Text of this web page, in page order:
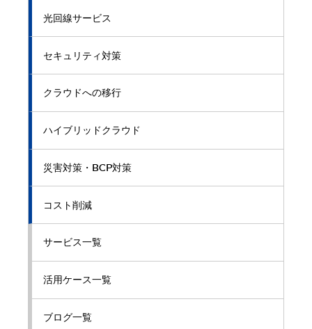
光回線サービス
セキュリティ対策
クラウドへの移行
ハイブリッドクラウド
災害対策・BCP対策
コスト削減
サービス一覧
活用ケース一覧
ブログ一覧